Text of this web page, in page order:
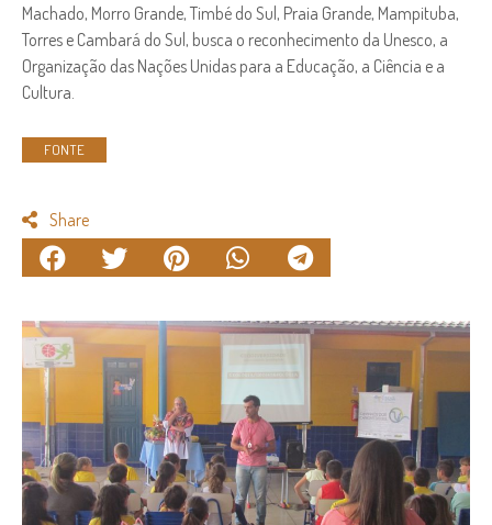
Machado, Morro Grande, Timbé do Sul, Praia Grande, Mampituba,
Torres e Cambará do Sul, busca o reconhecimento da Unesco, a
Organização das Nações Unidas para a Educação, a Ciência e a
Cultura.
FONTE
Share